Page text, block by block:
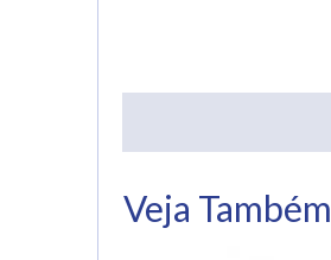
Veja Também